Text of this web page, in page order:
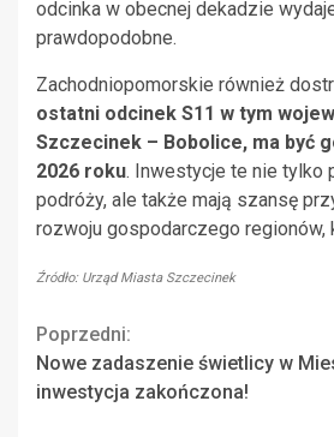
odcinka w obecnej dekadzie
prawdopodobne.
Zachodniopomorskie również
ostatni odcinek S11 w tym
Szczecinek – Bobolice, ma być
2026 roku. Inwestycje te nie tylko
podróży, ale także mają szansę
rozwoju gospodarczego regionów,
Źródło: Urząd Miasta Szczecinek
Continue
Reading
Poprzedni:
Nowe zadaszenie świetlicy w
inwestycja zakończona!